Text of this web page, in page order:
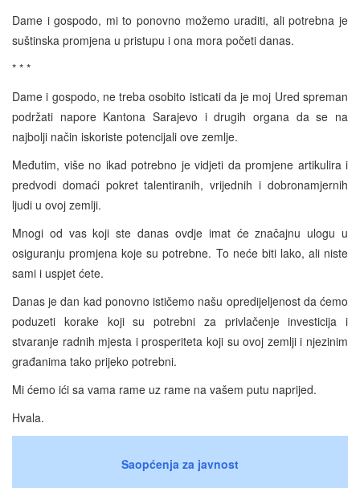
Dame i gospodo, mi to ponovno možemo uraditi, ali potrebna je
suštinska promjena u pristupu i ona mora početi danas.
* * *
Dame i gospodo, ne treba osobito isticati da je moj Ured spreman
podržati napore Kantona Sarajevo i drugih organa da se na
najbolji način iskoriste potencijali ove zemlje.
Međutim, više no ikad potrebno je vidjeti da promjene artikulira i
predvodi domaći pokret talentiranih, vrijednih i dobronamjernih
ljudi u ovoj zemlji.
Mnogi od vas koji ste danas ovdje imat će značajnu ulogu u
osiguranju promjena koje su potrebne. To neće biti lako, ali niste
sami i uspjet ćete.
Danas je dan kad ponovno ističemo našu opredijeljenost da ćemo
poduzeti korake koji su potrebni za privlačenje investicija i
stvaranje radnih mjesta i prosperiteta koji su ovoj zemlji i njezinim
građanima tako prijeko potrebni.
Mi ćemo ići sa vama rame uz rame na vašem putu naprijed.
Hvala.
Saopćenja za javnost